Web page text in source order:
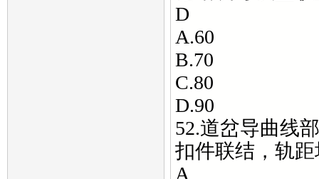
D
A.60
B.70
C.80
D.90
52.道岔导曲线
扣件联结，轨
A